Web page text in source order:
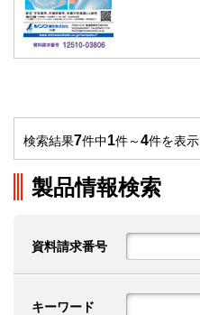
検索結果7件中1件～4件を表示
製品情報検索
資料請求番号
キーワード